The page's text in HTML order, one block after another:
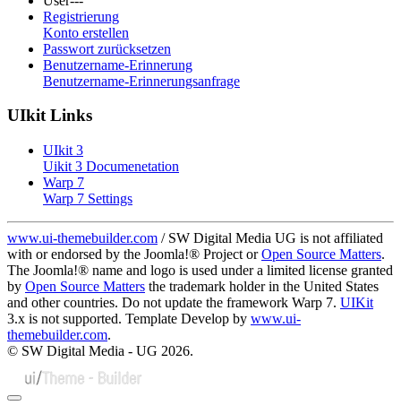
Registrierung
Konto erstellen
Passwort zurücksetzen
Benutzername-Erinnerung
Benutzername-Erinnerungsanfrage
UIkit Links
UIkit 3
Uikit 3 Documenetation
Warp 7
Warp 7 Settings
www.ui-themebuilder.com / SW Digital Media UG is not affiliated
with or endorsed by the Joomla!® Project orOpen Source Matters.
The Joomla!® name and logo is used under a limited license granted
by Open Source Matters the trademark holder in the United States
and other countries. Do not update the framework Warp 7. UIKit
3.x is not supported. Template Develop by www.ui-
themebuilder.com.
© SW Digital Media - UG 2026.